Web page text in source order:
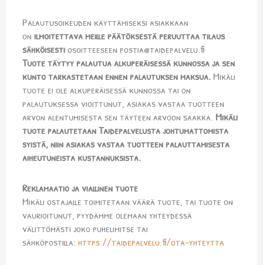
Palautusoikeuden käyttämiseksi asiakkaan
on ilmoitettava meille päätöksestä peruuttaa tilaus
sähköisestiosoitteeseen postia@taidepalvelu.fi
Tuote täytyy palautua alkuperäisessä kunnossa ja sen
kunto tarkastetaan ennen palautuksen maksua.Mikäli
tuote ei ole alkuperäisessä kunnossa tai on
palautuksessa vioittunut, asiakas vastaa tuotteen
arvon alentumisesta sen täyteen arvoon saakka. Mikäli
tuote palautetaan Taidepalvelusta johtumattomista
syistä, niin asiakas vastaa tuotteen palauttamisesta
aiheutuneista kustannuksista.
Reklamaatio ja viallinen tuote
Mikäli ostajalle toimitetaan väärä tuote, tai tuote on
vaurioitunut, pyydämme olemaan yhteydessä
välittömästi joko puhelimitse tai
sähköpostilla: https://taidepalvelu.fi/ota-yhteytta